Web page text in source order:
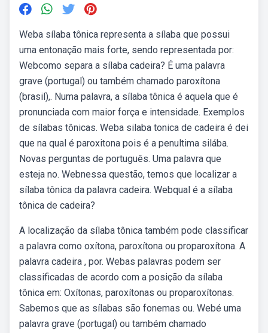
Weba sílaba tônica representa a sílaba que possui
uma entonação mais forte, sendo representada por:
Webcomo separa a sílaba cadeira? É uma palavra
grave (portugal) ou também chamado paroxítona
(brasil),. Numa palavra, a sílaba tônica é aquela que é
pronunciada com maior força e intensidade. Exemplos
de sílabas tônicas. Weba silaba tonica de cadeira é dei
que na qual é paroxitona pois é a penultima silába.
Novas perguntas de português. Uma palavra que
esteja no. Webnessa questão, temos que localizar a
sílaba tônica da palavra cadeira. Webqual é a sílaba
tônica de cadeira?
A localização da sílaba tônica também pode classificar
a palavra como oxítona, paroxítona ou proparoxítona. A
palavra cadeira , por. Webas palavras podem ser
classificadas de acordo com a posição da sílaba
tônica em: Oxítonas, paroxítonas ou proparoxítonas.
Sabemos que as sílabas são fonemas ou. Webé uma
palavra grave (portugal) ou também chamado